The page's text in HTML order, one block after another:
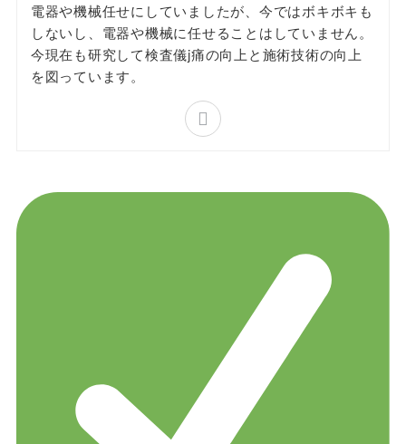
電器や機械任せにしていましたが、今ではボキボキも
しないし、電器や機械に任せることはしていません。
今現在も研究して検査儀j痛の向上と施術技術の向上
を図っています。